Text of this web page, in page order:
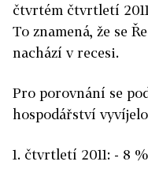
čtvrtém čtvrtletí
To znamená, že se
nachází v recesi.
Pro porovnání se
hospodářství
1. čtvrtletí 2011: - 8